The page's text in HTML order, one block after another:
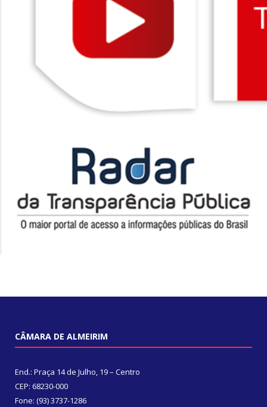
CÂMARA DE ALMEIRIM
End.: Praça 14 de Julho, 19 – Centro
CEP: 68230-000
Fone: (93) 3737-1286